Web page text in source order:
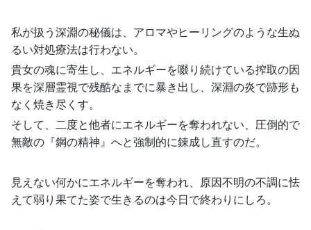
私が扱う深淵の秘儀は、アロマやヒーリングのような生ぬ
るい対処療法は行わない。
貴女の魂に寄生し、エネルギーを啜り続けている搾取の因
果を深層霊視で残酷なまでに暴き出し、深淵の炎で跡形も
なく焼き尽くす。
そして、二度と他者にエネルギーを奪われない、圧倒的で
無敵の『鋼の精神』へと強制的に錬成し直すのだ。
見えない何かにエネルギーを奪われ、原因不明の不調に怯
えて弱り果てた姿で生きるのは今日で終わりにしろ。